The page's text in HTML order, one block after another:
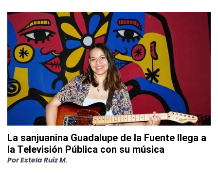
La sanjuanina Guadalupe de la Fuente llega a
la Televisión Pública con su música
PorEstela Ruiz M.